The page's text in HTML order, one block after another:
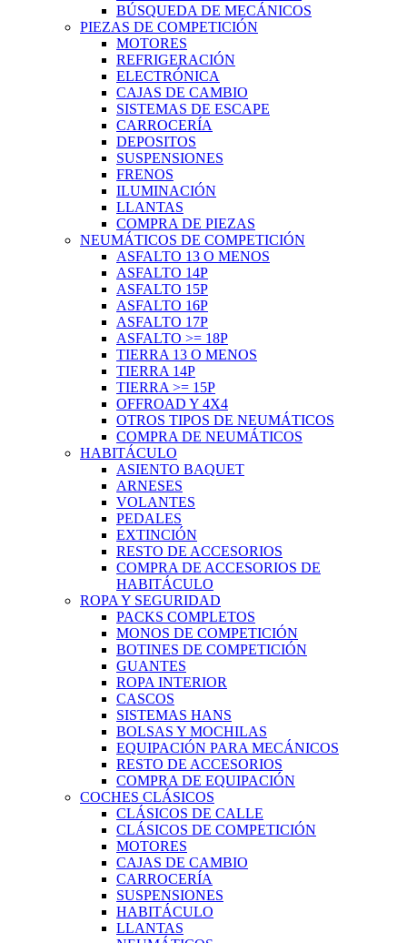
BÚSQUEDA DE MECÁNICOS
PIEZAS DE COMPETICIÓN
MOTORES
REFRIGERACIÓN
ELECTRÓNICA
CAJAS DE CAMBIO
SISTEMAS DE ESCAPE
CARROCERÍA
DEPOSITOS
SUSPENSIONES
FRENOS
ILUMINACIÓN
LLANTAS
COMPRA DE PIEZAS
NEUMÁTICOS DE COMPETICIÓN
ASFALTO 13 O MENOS
ASFALTO 14P
ASFALTO 15P
ASFALTO 16P
ASFALTO 17P
ASFALTO >= 18P
TIERRA 13 O MENOS
TIERRA 14P
TIERRA >= 15P
OFFROAD Y 4X4
OTROS TIPOS DE NEUMÁTICOS
COMPRA DE NEUMÁTICOS
HABITÁCULO
ASIENTO BAQUET
ARNESES
VOLANTES
PEDALES
EXTINCIÓN
RESTO DE ACCESORIOS
COMPRA DE ACCESORIOS DE
HABITÁCULO
ROPA Y SEGURIDAD
PACKS COMPLETOS
MONOS DE COMPETICIÓN
BOTINES DE COMPETICIÓN
GUANTES
ROPA INTERIOR
CASCOS
SISTEMAS HANS
BOLSAS Y MOCHILAS
EQUIPACIÓN PARA MECÁNICOS
RESTO DE ACCESORIOS
COMPRA DE EQUIPACIÓN
COCHES CLÁSICOS
CLÁSICOS DE CALLE
CLÁSICOS DE COMPETICIÓN
MOTORES
CAJAS DE CAMBIO
CARROCERÍA
SUSPENSIONES
HABITÁCULO
LLANTAS